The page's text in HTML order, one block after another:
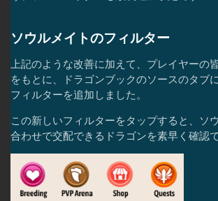
ソウルメイトのフィルター
上記のような改善に加えて、プレイヤーの
をもとに、ドラゴンブックのソースのタブ
フィルターを追加しました。
この新しいフィルターをタップすると、ソ
合わせで交配できるドラゴンを素早く確認で